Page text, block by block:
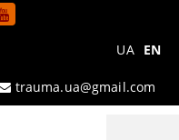
UA EN
trauma.ua@gmail.com